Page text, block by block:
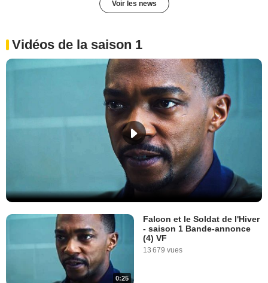
Voir les news
Vidéos de la saison 1
0:25
Falcon et le Soldat de l'Hiver
- saison 1 Bande-annonce
(4) VF
13 679 vues